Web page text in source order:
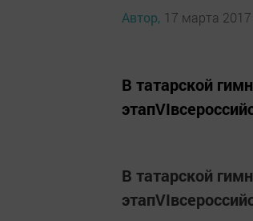
Автор, 17 марта 2017
В татарской
В татарской